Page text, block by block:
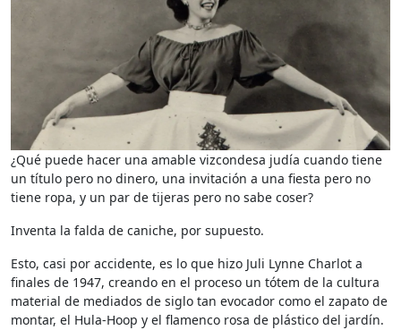
¿Qué puede hacer una amable vizcondesa judía cuando tiene
un título pero no dinero, una invitación a una fiesta pero no
tiene ropa, y un par de tijeras pero no sabe coser?
Inventa la falda de caniche, por supuesto.
Esto, casi por accidente, es lo que hizo Juli Lynne Charlot a
finales de 1947, creando en el proceso un tótem de la cultura
material de mediados de siglo tan evocador como el zapato de
montar, el Hula-Hoop y el flamenco rosa de plástico del jardín.